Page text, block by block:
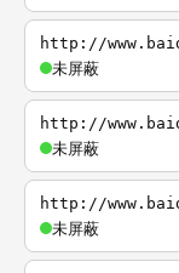
http://
未屏蔽
http://
未屏蔽
http://
未屏蔽